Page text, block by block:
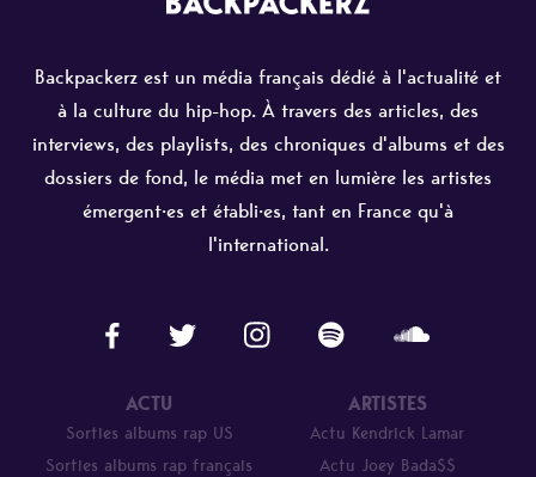
Backpackerz est un média français dédié à l'actualité et
à la culture du hip-hop. À travers des articles, des
interviews, des playlists, des chroniques d'albums et des
dossiers de fond, le média met en lumière les artistes
émergent·es et établi·es, tant en France qu'à
l'international.
ACTU
Sorties albums rap US
Sorties albums rap français
ARTISTES
Actu Kendrick Lamar
Actu Joey Bada$$